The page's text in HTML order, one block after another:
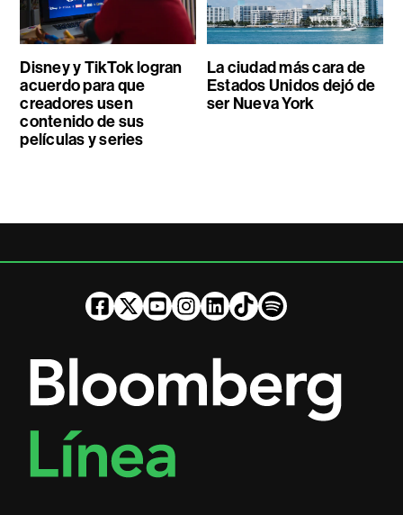
Disney y TikTok logran
acuerdo para que
creadores usen
contenido de sus
películas y series
La ciudad más cara de
Estados Unidos dejó de
ser Nueva York